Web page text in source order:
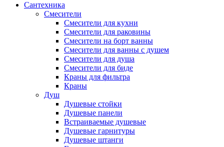
Сантехника
Смесители
Смесители для кухни
Смесители для раковины
Смесители на борт ванны
Смесители для ванны с душем
Смесители для душа
Смесители для биде
Краны для фильтра
Краны
Душ
Душевые стойки
Душевые панели
Встраиваемые душевые
Душевые гарнитуры
Душевые штанги